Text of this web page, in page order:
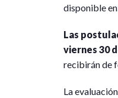
disponible
Las
viernes 30
recibirán de
La